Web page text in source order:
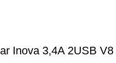
Inova 3,4A 2USB V8